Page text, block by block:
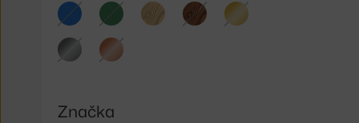
modrá zelená
světlé
dřevo
tmavé
dřevo
zlatá
stříbrná měděná
Značka